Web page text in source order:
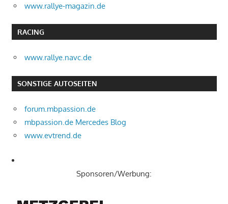
www.rallye-magazin.de
RACING
www.rallye.navc.de
SONSTIGE AUTOSEITEN
forum.mbpassion.de
mbpassion.de Mercedes Blog
www.evtrend.de
Sponsoren/Werbung: